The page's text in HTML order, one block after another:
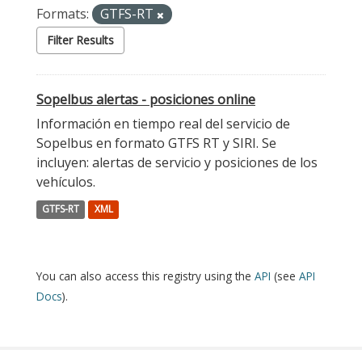
Formats:
GTFS-RT
Filter Results
Sopelbus alertas - posiciones online
Información en tiempo real del servicio de
Sopelbus en formato GTFS RT y SIRI. Se
incluyen: alertas de servicio y posiciones de los
vehículos.
GTFS-RT XML
You can also access this registry using the API (see API
Docs).